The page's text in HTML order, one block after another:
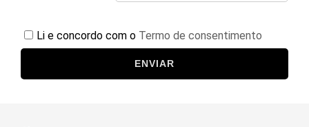
Li e concordo com o Termo de consentimento
ENVIAR